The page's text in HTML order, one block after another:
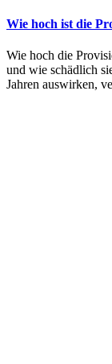
Wie hoch ist die
Wie hoch die
und wie schädlich
Jahren auswirken,